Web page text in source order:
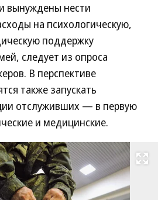
вынуждены нести
на психологическую,
поддержку
следует из опроса
В перспективе
также запускать
отслуживших — в первую
и медицинские.
Развернуть